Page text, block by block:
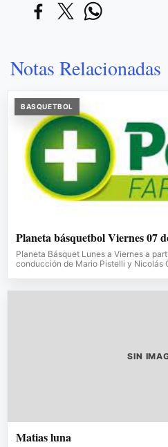
Notas Relacionadas
BASQUETBOL
Planeta básquetbol Viernes 07
Planeta Básquet Lunes a Viernes a
conducción de Mario Pistelli y Nicolás
SIN
Matias luna